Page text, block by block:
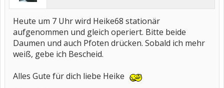
Heute um 7 Uhr wird Heike68 stationär
aufgenommen und gleich operiert. Bitte beide
Daumen und auch Pfoten drücken. Sobald ich mehr
weiß, gebe ich Bescheid.
Alles Gute für dich liebe Heike